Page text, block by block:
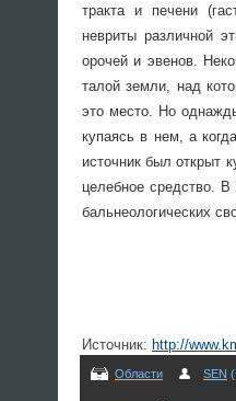
тракта и печени
невриты различной
орочей и эвенов.
талой земли, над
это место. Но
купаясь в нем, а
источник был открыт
целебное средство. В
бальнеологических
Источник: http://
Области SEN